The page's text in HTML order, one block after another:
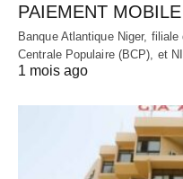
PAIEMENT MOBILE
Banque Atlantique Niger,
Centrale Populaire (BCP), et
1 mois ago